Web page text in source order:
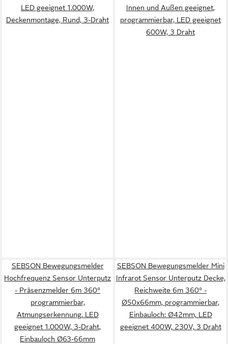
LED geeignet 1.000W,
Deckenmontage, Rund, 3-Draht
Innen und Außen geeignet,
programmierbar, LED geeignet
600W, 3 Draht
SEBSON Bewegungsmelder
Hochfrequenz Sensor Unterputz
- Präsenzmelder 6m 360°
programmierbar,
Atmungserkennung, LED
geeignet 1.000W, 3-Draht,
Einbauloch Ø63-66mm
SEBSON Bewegungsmelder Mini
Infrarot Sensor Unterputz Decke,
Reichweite 6m 360° -
Ø50x66mm, programmierbar,
Einbauloch: Ø42mm, LED
geeignet 400W, 230V, 3 Draht